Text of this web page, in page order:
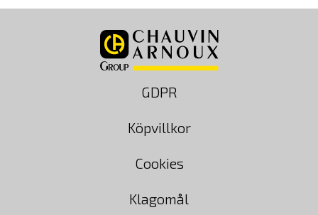
GDPR
Köpvillkor
Cookies
Klagomål